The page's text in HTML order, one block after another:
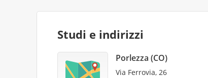
Studi e indirizzi
Porlezza (CO)
Via Ferrovia, 26